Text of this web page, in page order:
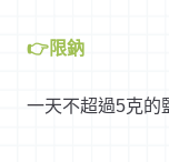
👉限鈉
一天不超過5克的